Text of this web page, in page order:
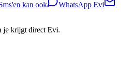
kan ook
WhatsApp Evi
je krijgt direct Evi.